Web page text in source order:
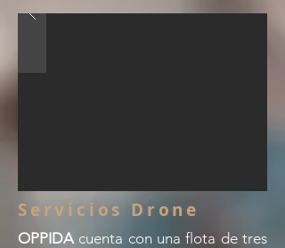
Servicios Drone
OPPIDA cuenta con una flota de tres